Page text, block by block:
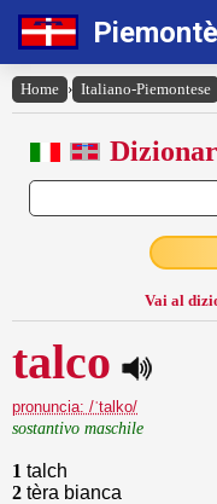
Home › Italiano-Piemontese
Vai al
talco
pronuncia: /ˈtalko/
sostantivo maschile
1 talch
2 tèra bianca